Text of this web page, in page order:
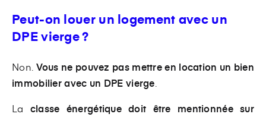
Peut-on louer un logement avec un
DPE vierge ?
Non. Vous ne pouvez pas mettre en location un bien
immobilier avec un DPE vierge
La classe énergétique doit être mentionnée sur